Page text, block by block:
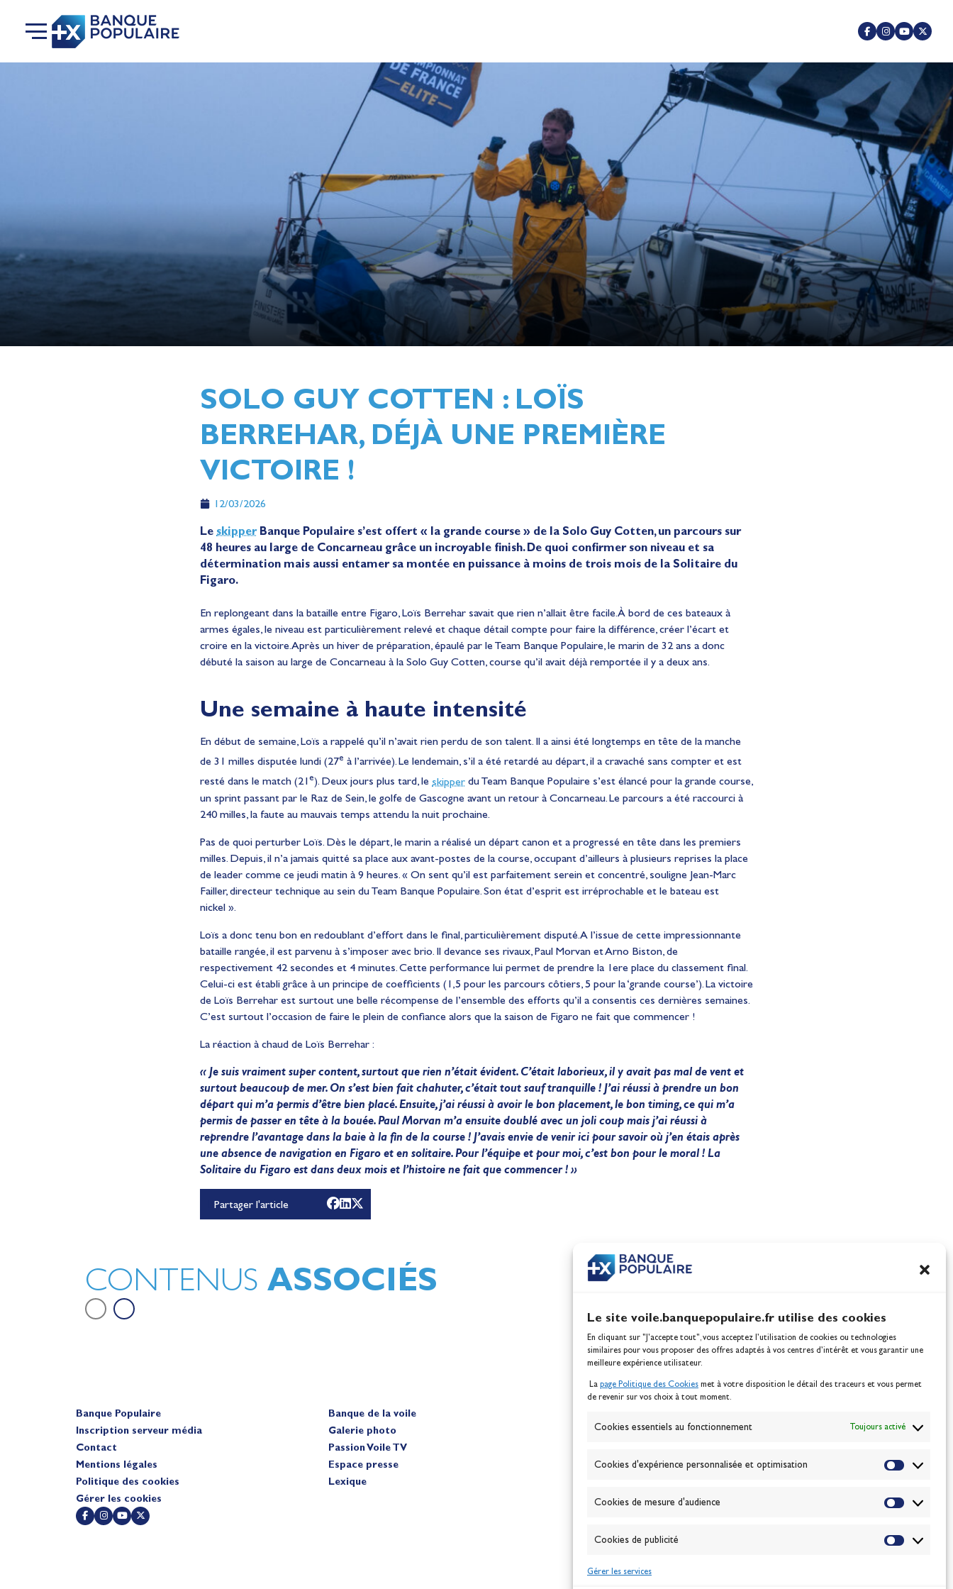
Le site voile.banquepopulaire.fr utilise des cookies
En cliquant sur "J'accepte tout", vous acceptez l’utilisation de cookies ou technologies
similaires pour vous proposer des offres adaptés à vos centres d’intérêt et vous garantir une
meilleure expérience utilisateur.
La page Politique des Cookies met à votre disposition le détail des traceurs et vous permet
de revenir sur vos choix à tout moment.
Cookies essentiels au fonctionnement Toujours activé
Cookies d'expérience personnalisée et optimisation
Cookies de mesure d'audience
Cookies de publicité
Gérer les services
SOLO GUY COTTEN : LOÏS
BERREHAR, DÉJÀ UNE PREMIÈRE
VICTOIRE !
12/03/2026
Le skipperBanque Populaire s’est offert « la grande course » de la Solo Guy Cotten, un parcours sur
48 heures au large de Concarneau grâce un incroyable finish. De quoi confirmer son niveau et sa
détermination mais aussi entamer sa montée en puissance à moins de trois mois de la Solitaire du
Figaro.
En replongeant dans la bataille entre Figaro, Loïs Berrehar savait que rien n’allait être facile. À bord de ces bateaux à
armes égales, le niveau est particulièrement relevé et chaque détail compte pour faire la différence, créer l’écart et
croire en la victoire. Après un hiver de préparation, épaulé par le Team Banque Populaire, le marin de 32 ans a donc
débuté la saison au large de Concarneau à la Solo Guy Cotten, course qu’il avait déjà remportée il y a deux ans.
Une semaine à haute intensité
En début de semaine, Loïs a rappelé qu’il n’avait rien perdu de son talent. Il a ainsi été longtemps en tête de la manche
de 31 milles disputée lundi (27e à l’arrivée). Le lendemain, s’il a été retardé au départ, il a cravaché sans compter et est
resté dans le match (21e). Deux jours plus tard, le skipper du Team Banque Populaire s’est élancé pour la grande course,
un sprint passant par le Raz de Sein, le golfe de Gascogne avant un retour à Concarneau. Le parcours a été raccourci à
240 milles, la faute au mauvais temps attendu la nuit prochaine.
Pas de quoi perturber Loïs. Dès le départ, le marin a réalisé un départ canon et a progressé en tête dans les premiers
milles. Depuis, il n’a jamais quitté sa place aux avant-postes de la course, occupant d’ailleurs à plusieurs reprises la place
de leader comme ce jeudi matin à 9 heures. « On sent qu’il est parfaitement serein et concentré, souligne Jean-Marc
Failler, directeur technique au sein du Team Banque Populaire. Son état d’esprit est irréprochable et le bateau est
nickel ».
Loïs a donc tenu bon en redoublant d’effort dans le final, particulièrement disputé. A l’issue de cette impressionnante
bataille rangée, il est parvenu à s’imposer avec brio. Il devance ses rivaux, Paul Morvan et Arno Biston, de
respectivement 42 secondes et 4 minutes. Cette performance lui permet de prendre la 1ere place du classement final.
Celui-ci est établi grâce à un principe de coefficients (1,5 pour les parcours côtiers, 5 pour la ‘grande course’). La victoire
de Loïs Berrehar est surtout une belle récompense de l’ensemble des efforts qu’il a consentis ces dernières semaines.
C’est surtout l’occasion de faire le plein de confiance alors que la saison de Figaro ne fait que commencer !
La réaction à chaud de Loïs Berrehar :
« Je suis vraiment super content, surtout que rien n’était évident. C’était laborieux, il y avait pas mal de vent et
surtout beaucoup de mer. On s’est bien fait chahuter, c’était tout sauf tranquille ! J’ai réussi à prendre un bon
départ qui m’a permis d’être bien placé. Ensuite, j’ai réussi à avoir le bon placement, le bon timing, ce qui m’a
permis de passer en tête à la bouée. Paul Morvan m’a ensuite doublé avec un joli coup mais j’ai réussi à
reprendre l’avantage dans la baie à la fin de la course ! J’avais envie de venir ici pour savoir où j’en étais après
une absence de navigation en Figaro et en solitaire. Pour l’équipe et pour moi, c’est bon pour le moral ! La
Solitaire du Figaro est dans deux mois et l’histoire ne fait que commencer ! »
Partager l'article
CONTENUS ASSOCIÉS
Lauriane Nolot en or à Long
Beach, sur le plan d'eau des Jeux
Banque Populaire
Inscription serveur média
Contact
Mentions légales
Politique des cookies
Gérer les cookies
Banque de la voile
Galerie photo
Passion Voile TV
Espace presse
Lexique
ABONNEZ-VOUS
J'accepte la